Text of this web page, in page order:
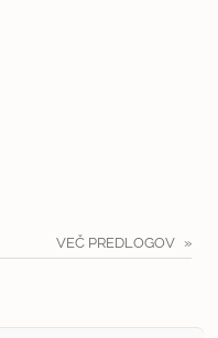
VEČ PREDLOGOV